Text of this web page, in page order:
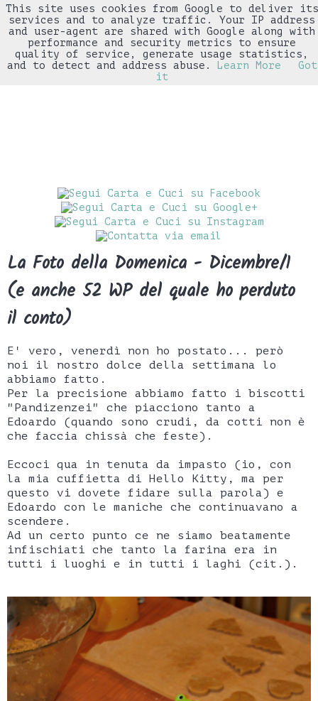
▼
La Foto della Domenica - Dicembre/1
(e anche 52 WP del quale ho perduto
il conto)
E' vero, venerdì non ho postato... però
noi il nostro dolce della settimana lo
abbiamo fatto.
Per la precisione abbiamo fatto i biscotti
"Pandizenzei" che piacciono tanto a
Edoardo (quando sono crudi, da cotti non è
che faccia chissà che feste).
Eccoci qua in tenuta da impasto (io, con
la mia cuffietta di Hello Kitty, ma per
questo vi dovete fidare sulla parola) e
Edoardo con le maniche che continuavano a
scendere.
Ad un certo punto ce ne siamo beatamente
infischiati che tanto la farina era in
tutti i luoghi e in tutti i laghi (cit.).
This site uses cookies from Google to deliver its
services and to analyze traffic. Your IP address
and user-agent are shared with Google along with
performance and security metrics to ensure
quality of service, generate usage statistics,
and to detect and address abuse.
Learn More
Got
it